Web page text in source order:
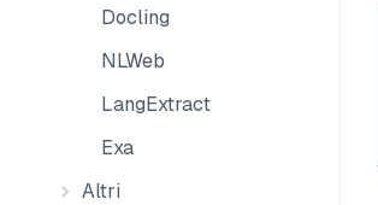
Docling
NLWeb
LangExtract
Exa
Altri